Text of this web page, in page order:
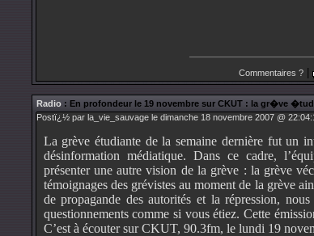
Commentaires ?
Radio: En profondeur le 19 novembre sur CKUT : la gr�ve
Postï¿½ par la_vie_sauvage le dimanche 18 novembre 2007 @
La grève étudiante de la semaine dernière fut un
désinformation médiatique. Dans ce cadre,
présenter une autre vision de la grève : la grève
témoignages des grévistes au moment de la grève
de propagande des autorités et la répression,
questionnements comme si vous étiez. Cette
C’est à écouter sur CKUT, 90.3fm, le lundi 19